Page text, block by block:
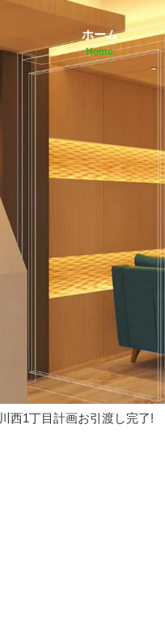
ホーム
Home
西1丁目計画お引渡し完了!